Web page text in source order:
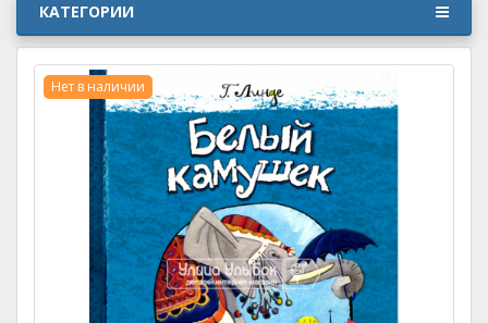
КАТЕГОРИИ
Нет в наличии